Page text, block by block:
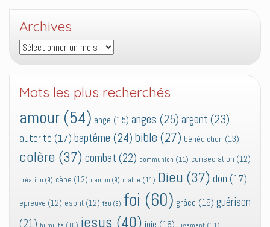
Archives
Archives
Mots les plus recherchés
amour (54) ange (15) anges (25) argent (23)
autorité (17) baptême (24) bible (27) bénédiction (13)
colère (37) combat (22) communion (11) consecration (12)
création (9) cène (12) demon (9) diable (11) Dieu (37) don (17)
epreuve (12) esprit (12) feu (9) foi (60) grâce (16) guérison
(21) humilité (10) jesus (40) joie (16)